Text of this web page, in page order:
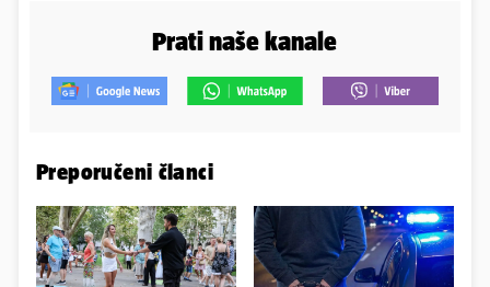
Prati naše kanale
Preporučeni članci